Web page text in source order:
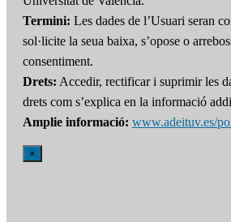
Termini: Les dades de l’Usuari seran
sol·licite la seua baixa, s’opose o
consentiment.
Drets: Accedir, rectificar i suprimir les
drets com s’explica en la informació
Amplie informació: www.adeituv.es/
×